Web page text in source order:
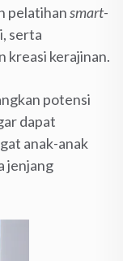
pelatihansmart-
serta
kreasi kerajinan.
potensi
dapat
anak-anak
jenjang